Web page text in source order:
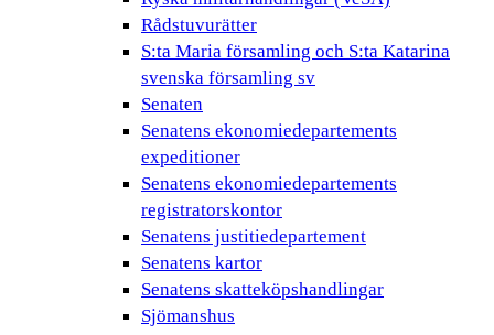
Rådstuvurätter
S:ta Maria församling och S:ta Katarina
svenska församling sv
Senaten
Senatens ekonomiedepartements
expeditioner
Senatens ekonomiedepartements
registratorskontor
Senatens justitiedepartement
Senatens kartor
Senatens skatteköpshandlingar
Sjömanshus